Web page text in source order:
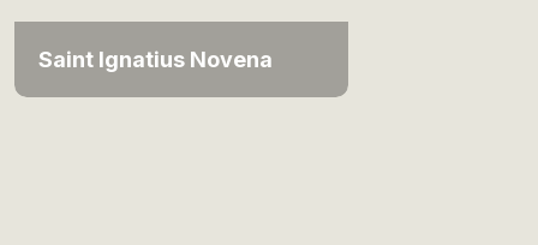
Saint Ignatius Novena